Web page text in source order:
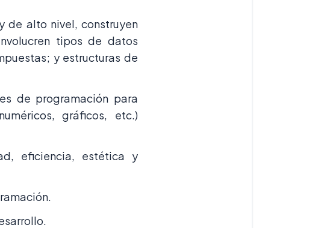
de alto nivel, construyen
tipos de datos
y estructuras de
de programación para
gráficos, etc.)
eficiencia, estética y